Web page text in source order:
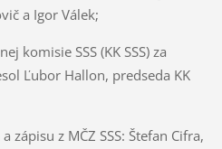
a Igor Válek;
komisie SSS (KK SSS) za
Ľubor Hallon, predseda KK
zápisu z MČZ SSS: Štefan Cifra,